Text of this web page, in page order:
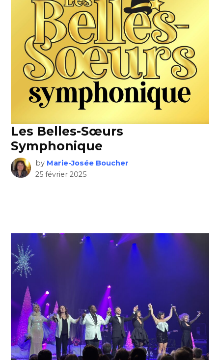
Les Belles-Sœurs
Symphonique
by Marie-Josée Boucher
25 février 2025